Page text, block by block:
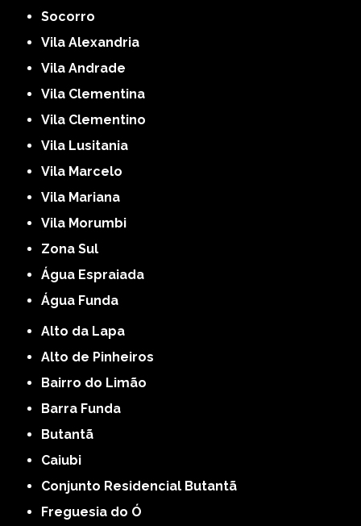
Socorro
Vila Alexandria
Vila Andrade
Vila Clementina
Vila Clementino
Vila Lusitania
Vila Marcelo
Vila Mariana
Vila Morumbi
Zona Sul
Água Espraiada
Água Funda
Alto da Lapa
Alto de Pinheiros
Bairro do Limão
Barra Funda
Butantã
Caiubi
Conjunto Residencial Butantã
Freguesia do Ó